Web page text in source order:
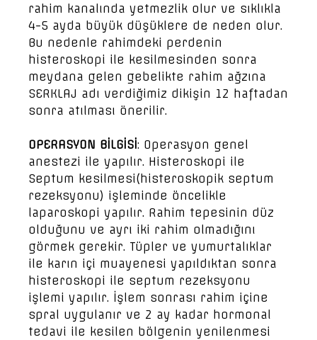
rahim kanalında yetmezlik olur ve sıklıkla
4-5 ayda büyük düşüklere de neden olur.
Bu nedenle rahimdeki perdenin
histeroskopi ile kesilmesinden sonra
meydana gelen gebelikte rahim ağzına
SERKLAJ adı verdiğimiz dikişin 12 haftadan
sonra atılması önerilir.
OPERASYON BİLGİSİ: Operasyon genel
anestezi ile yapılır. Histeroskopi ile
Septum kesilmesi(histeroskopik septum
rezeksyonu) işleminde öncelikle
laparoskopi yapılır. Rahim tepesinin düz
olduğunu ve ayrı iki rahim olmadığını
görmek gerekir. Tüpler ve yumurtalıklar
ile karın içi muayenesi yapıldıktan sonra
histeroskopi ile septum rezeksyonu
işlemi yapılır. İşlem sonrası rahim içine
spral uygulanır ve 2 ay kadar hormonal
tedavi ile kesilen bölgenin yenilenmesi